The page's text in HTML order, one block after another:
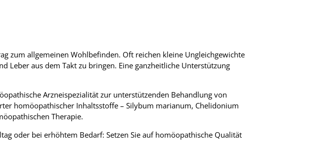
zum allgemeinen Wohlbefinden. Oft reichen kleine Ungleichgewichte
Leber aus dem Takt zu bringen. Eine ganzheitliche Unterstützung
Arzneispezialität zur unterstützenden Behandlung von
homöopathischer Inhaltsstoffe – Silybum marianum, Chelidonium
Therapie.
oder bei erhöhtem Bedarf: Setzen Sie auf homöopathische Qualität